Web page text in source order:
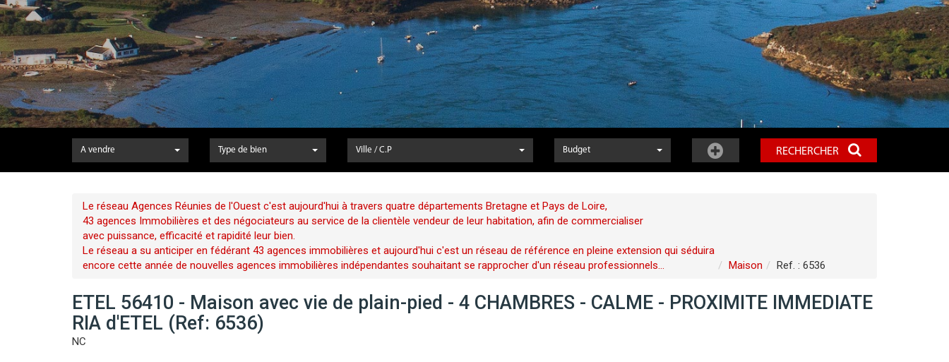
A vendre Type de bien Ville / C.P Budget RECHERCHER
Le réseau Agences Réunies de l'Ouest c'est aujourd'hui à travers quatre départements Bretagne et Pays de Loire,
43 agences Immobilières et des négociateurs au service de la clientèle vendeur de leur habitation, afin de commercialiser
avec puissance, efficacité et rapidité leur bien.
Le réseau a su anticiper en fédérant 43 agences immobilières et aujourd'hui c'est un réseau de référence en pleine extension qui séduira
encore cette année de nouvelles agences immobilières indépendantes souhaitant se rapprocher d'un réseau professionnels...
Maison Ref. : 6536
ETEL 56410 - Maison avec vie de plain-pied - 4 CHAMBRES - CALME - PROXIMITE IMMEDIATE
RIA d'ETEL (Ref: 6536)
NC